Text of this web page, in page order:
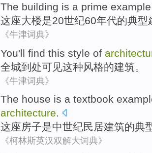
The building is a prime example
这座大楼是20世纪60年代的典型
《牛津词典》
You'll find this style of
全城到处可见这种风格的建筑 。
《牛津词典》
The house is a textbook
architecture.
这座房子是中世纪民居建筑的典
《柯林斯英汉双解大词典》